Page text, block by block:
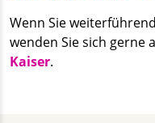
Wenn Sie
wenden Sie sich gerne
Kaiser.